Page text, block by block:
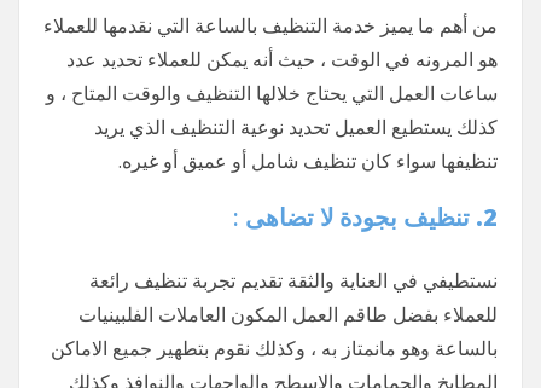
من أهم ما يميز خدمة التنظيف بالساعة التي نقدمها للعملاء
هو المرونه في الوقت ، حيث أنه يمكن للعملاء تحديد عدد
ساعات العمل التي يحتاج خلالها التنظيف والوقت المتاح ، و
كذلك يستطيع العميل تحديد نوعية التنظيف الذي يريد
تنظيفها سواء كان تنظيف شامل أو عميق أو غيره.
2. تنظيف بجودة لا تضاهى :
نستطيفي في العناية والثقة تقديم تجربة تنظيف رائعة
للعملاء بفضل طاقم العمل المكون العاملات الفلبينيات
بالساعة وهو مانمتاز به ، وكذلك نقوم بتطهير جميع الاماكن
المطابخ والحمامات والاسطح والواجهات والنوافذ وكذلك